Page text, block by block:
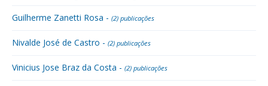
Guilherme Zanetti Rosa - (2) publicações
Nivalde José de Castro - (2) publicações
Vinicius Jose Braz da Costa - (2) publicações